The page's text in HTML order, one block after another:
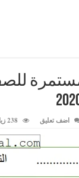
اضف تعليق 238 زيارة